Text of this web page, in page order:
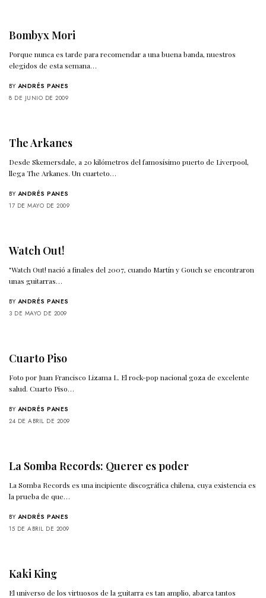
Bombyx Mori
Porque nunca es tarde para recomendar a una buena banda, nuestros
elegidos de esta semana…
BY ANDRÉS PANES
8 DE JUNIO DE 2009
The Arkanes
Desde Skemersdale, a 20 kilómetros del famosísimo puerto de Liverpool,
llega The Arkanes. Un cuarteto…
BY ANDRÉS PANES
17 DE MAYO DE 2009
Watch Out!
"Watch Out! nació a finales del 2007, cuando Martín y Gouch se encontraron
unas guitarras…
BY ANDRÉS PANES
3 DE MAYO DE 2009
Cuarto Piso
Foto por Juan Francisco Lizama L. El rock-pop nacional goza de excelente
salud. Cuarto Piso…
BY ANDRÉS PANES
24 DE ABRIL DE 2009
La Somba Records: Querer es poder
La Somba Records es una incipiente discográfica chilena, cuya existencia es
la prueba de que…
BY ANDRÉS PANES
15 DE ABRIL DE 2009
Kaki King
El universo de los virtuosos de la guitarra es tan amplio, abarca tantos